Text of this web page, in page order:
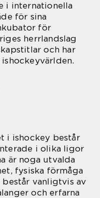
i internationella
för sina
för
herrlandslag
och har
i ishockey består
i olika ligor
är noga utvalda
fysiska förmåga
vanligtvis av
och erfarna